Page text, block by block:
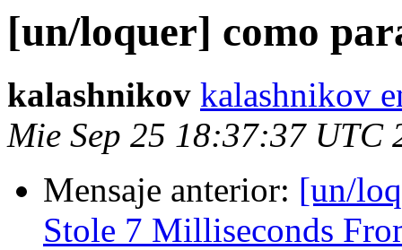
[un/loquer] como
kalashnikov kalashnikov
Mie Sep 25 18:37:37 UTC
Mensaje anterior: [un/
Stole 7 Milliseconds